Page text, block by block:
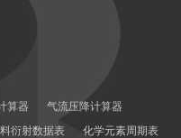
算器
气流压降计算器
衍射数据表 化学元素周期表